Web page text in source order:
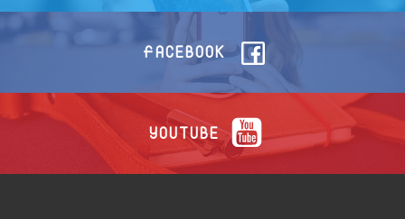
FACEBOOK
YOUTUBE